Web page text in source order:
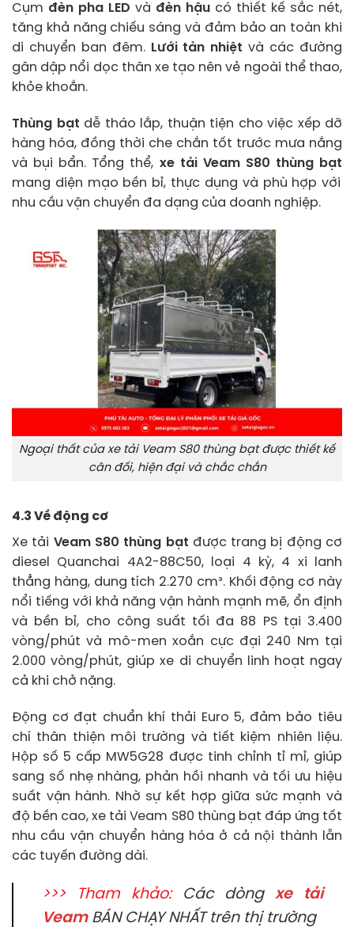
Cụm đèn pha LED và đèn hậu có thiết kế sắc nét,
tăng khả năng chiếu sáng và đảm bảo an toàn khi
di chuyển ban đêm. Lưới tản nhiệt và các đường
gân dập nổi dọc thân xe tạo nên vẻ ngoài thể thao,
khỏe khoắn.
Thùng bạt dễ tháo lắp, thuận tiện cho việc xếp dỡ
hàng hóa, đồng thời che chắn tốt trước mưa nắng
và bụi bẩn. Tổng thể, xe tải Veam S80 thùng bạt
mang diện mạo bền bỉ, thực dụng và phù hợp với
nhu cầu vận chuyển đa dạng của doanh nghiệp.
Ngoại thất của xe tải Veam S80 thùng bạt được thiết kế
cân đối, hiện đại và chắc chắn
4.3 Về động cơ
Xe tải Veam S80 thùng bạt được trang bị động cơ
diesel Quanchai 4A2-88C50, loại 4 kỳ, 4 xi lanh
thẳng hàng, dung tích 2.270 cm³. Khối động cơ này
nổi tiếng với khả năng vận hành mạnh mẽ, ổn định
và bền bỉ, cho công suất tối đa 88 PS tại 3.400
vòng/phút và mô-men xoắn cực đại 240 Nm tại
2.000 vòng/phút, giúp xe di chuyển linh hoạt ngay
cả khi chở nặng.
Động cơ đạt chuẩn khí thải Euro 5, đảm bảo tiêu
chí thân thiện môi trường và tiết kiệm nhiên liệu.
Hộp số 5 cấp MW5G28 được tinh chỉnh tỉ mỉ, giúp
sang số nhẹ nhàng, phản hồi nhanh và tối ưu hiệu
suất vận hành. Nhờ sự kết hợp giữa sức mạnh và
độ bền cao, xe tải Veam S80 thùng bạt đáp ứng tốt
nhu cầu vận chuyển hàng hóa ở cả nội thành lẫn
các tuyến đường dài.
>>> Tham khảo:Các dòngxe tải
VeamBÁN CHẠY NHẤT trên thị trường